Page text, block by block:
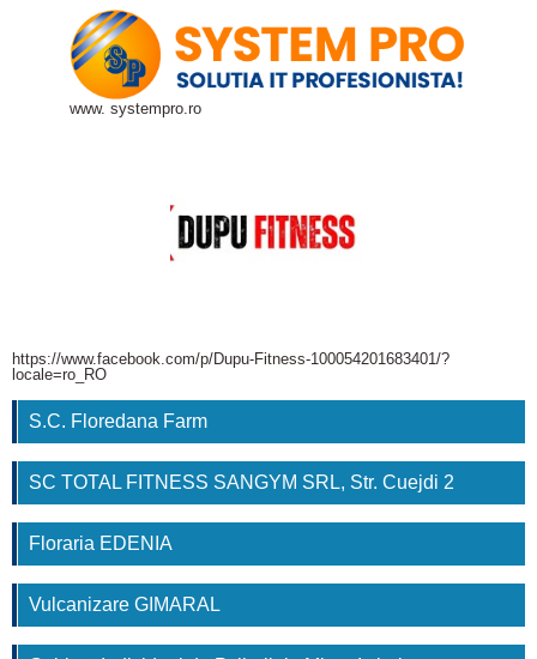
www. systempro.ro
https://www.facebook.com/p/Dupu-Fitness-100054201683401/?
locale=ro_RO
S.C. Floredana Farm
SC TOTAL FITNESS SANGYM SRL, Str. Cuejdi 2
Floraria EDENIA
Vulcanizare GIMARAL